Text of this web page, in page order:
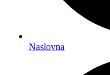
Naslovna